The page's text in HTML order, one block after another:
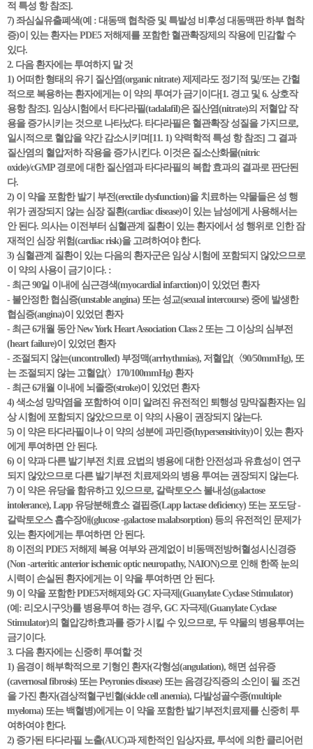
적 특성 항 참조].
7) 좌심실유출폐색(예 : 대동맥 협착증 및 특발성 비후성 대동맥판 하부 협착
증)이 있는 환자는 PDE5 저해제를 포함한 혈관확장제의 작용에 민감할 수
있다.
2. 다음 환자에는 투여하지 말 것
1) 어떠한 형태의 유기 질산염(organic nitrate) 제제라도 정기적 및/또는 간헐
적으로 복용하는 환자에게는 이 약의 투여가 금기이다[1. 경고 및 6. 상호작
용항 참조]. 임상시험에서 타다라필(tadalafil)은 질산염(nitrate)의 저혈압 작
용을 증가시키는 것으로 나타났다. 타다라필은 혈관확장 성질을 가지므로,
일시적으로 혈압을 약간 감소시키며[11. 1) 약력학적 특성 항 참조] 그 결과
질산염의 혈압저하 작용을 증가시킨다. 이것은 질소산화물(nitric
oxide)/cGMP 경로에 대한 질산염과 타다라필의 복합 효과의 결과로 판단된
다.
2) 이 약을 포함한 발기 부전(erectile dysfunction)을 치료하는 약물들은 성 행
위가 권장되지 않는 심장 질환(cardiac disease)이 있는 남성에게 사용해서는
안 된다. 의사는 이전부터 심혈관계 질환이 있는 환자에서 성 행위로 인한 잠
재적인 심장 위험(cardiac risk)을 고려하여야 한다.
3) 심혈관계 질환이 있는 다음의 환자군은 임상 시험에 포함되지 않았으므로
이 약의 사용이 금기이다. :
- 최근 90일 이내에 심근경색(myocardial infarction)이 있었던 환자
- 불안정한 협심증(unstable angina) 또는 성교(sexual intercourse) 중에 발생한
협심증(angina)이 있었던 환자
- 최근 6개월 동안 New York Heart Association Class 2 또는 그 이상의 심부전
(heart failure)이 있었던 환자
- 조절되지 않는(uncontrolled) 부정맥(arrhythmias), 저혈압(〈90/50mmHg), 또
는 조절되지 않는 고혈압(〉170/100mmHg) 환자
- 최근 6개월 이내에 뇌졸중(stroke)이 있었던 환자
4) 색소성 망막염을 포함하여 이미 알려진 유전적인 퇴행성 망막질환자는 임
상 시험에 포함되지 않았으므로 이 약의 사용이 권장되지 않는다.
5) 이 약은 타다라필이나 이 약의 성분에 과민증(hypersensitivity)이 있는 환자
에게 투여하면 안 된다.
6) 이 약과 다른 발기부전 치료 요법의 병용에 대한 안전성과 유효성이 연구
되지 않았으므로 다른 발기부전 치료제와의 병용 투여는 권장되지 않는다.
7) 이 약은 유당을 함유하고 있으므로, 갈락토오스 불내성(galactose
intolerance), Lapp 유당분해효소 결핍증(Lapp lactase deficiency) 또는 포도당 -
갈락토오스 흡수장애(glucose -galactose malabsorption) 등의 유전적인 문제가
있는 환자에게는 투여하면 안 된다.
8) 이전의 PDE5 저해제 복용 여부와 관계없이 비동맥전방허혈성시신경증
(Non -arteritic anterior ischemic optic neuropathy, NAION)으로 인해 한쪽 눈의
시력이 손실된 환자에게는 이 약을 투여하면 안 된다.
9) 이 약을 포함한 PDE5저해제와 GC 자극제(Guanylate Cyclase Stimulator)
(예: 리오시구앗)를 병용투여 하는 경우, GC 자극제(Guanylate Cyclase
Stimulator)의 혈압강하효과를 증가 시킬 수 있으므로, 두 약물의 병용투여는
금기이다.
3. 다음 환자에는 신중히 투여할 것
1) 음경이 해부학적으로 기형인 환자(각형성(angulation), 해면 섬유증
(cavernosal fibrosis) 또는 Peyronies disease) 또는 음경강직증의 소인이 될 조건
을 가진 환자(겸상적혈구빈혈(sickle cell anemia), 다발성골수종(multiple
myeloma) 또는 백혈병)에게는 이 약을 포함한 발기부전치료제를 신중히 투
여하여야 한다.
2) 증가된 타다라필 노출(AUC)과 제한적인 임상자료, 투석에 의한 클리어런